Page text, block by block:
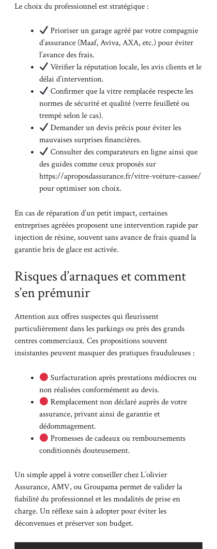
Le choix du professionnel est stratégique :
Prioriser un garage agréé par votre compagnie
d’assurance (Maaf, Aviva, AXA, etc.) pour éviter
l’avance des frais.
Vérifier la réputation locale, les avis clients et le
délai d’intervention.
Confirmer que la vitre remplacée respecte les
normes de sécurité et qualité (verre feuilleté ou
trempé selon le cas).
Demander un devis précis pour éviter les
mauvaises surprises financières.
Consulter des comparateurs en ligne ainsi que
des guides comme ceux proposés sur
https://aproposdassurance.fr/vitre-voiture-cassee/
pour optimiser son choix.
En cas de réparation d’un petit impact, certaines
entreprises agréées proposent une intervention rapide par
injection de résine, souvent sans avance de frais quand la
garantie bris de glace est activée.
Risques d’arnaques et comment
s’en prémunir
Attention aux offres suspectes qui fleurissent
particulièrement dans les parkings ou près des grands
centres commerciaux. Ces propositions souvent
insistantes peuvent masquer des pratiques frauduleuses :
Surfacturation après prestations médiocres ou
non réalisées conformément au devis.
Remplacement non déclaré auprès de votre
assurance, privant ainsi de garantie et
dédommagement.
Promesses de cadeaux ou remboursements
conditionnés douteusement.
Un simple appel à votre conseiller chez L’olivier
Assurance, AMV, ou Groupama permet de valider la
fiabilité du professionnel et les modalités de prise en
charge. Un réflexe sain à adopter pour éviter les
déconvenues et préserver son budget.